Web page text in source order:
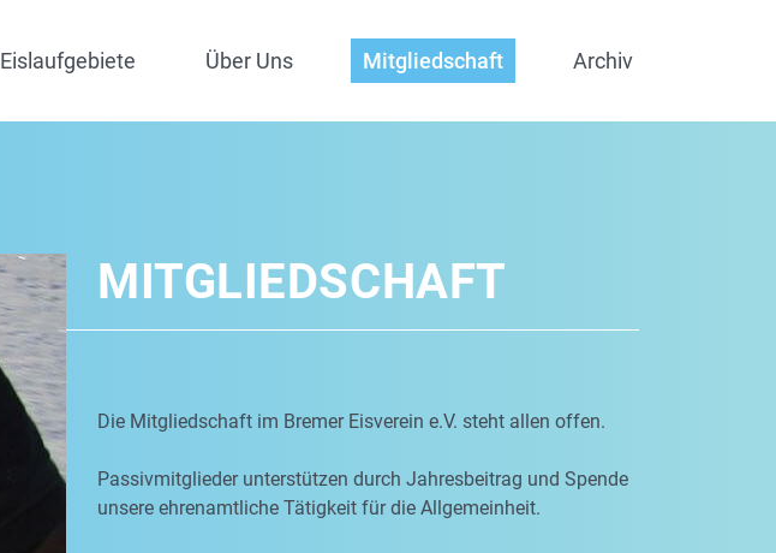
Eislaufgebiete Über Uns Mitgliedschaft Archiv
MITGLIEDSCHAFT
Die Mitgliedschaft im Bremer Eisverein e.V. steht allen offen.
Passivmitglieder unterstützen durch Jahresbeitrag und Spende
unsere ehrenamtliche Tätigkeit für die Allgemeinheit.